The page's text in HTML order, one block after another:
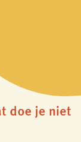
doe je niet